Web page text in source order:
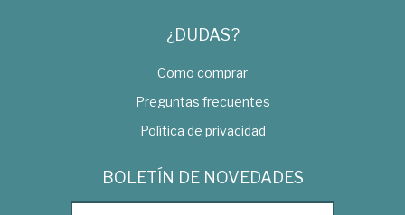
¿DUDAS?
Como comprar
Preguntas frecuentes
Política de privacidad
BOLETÍN DE NOVEDADES